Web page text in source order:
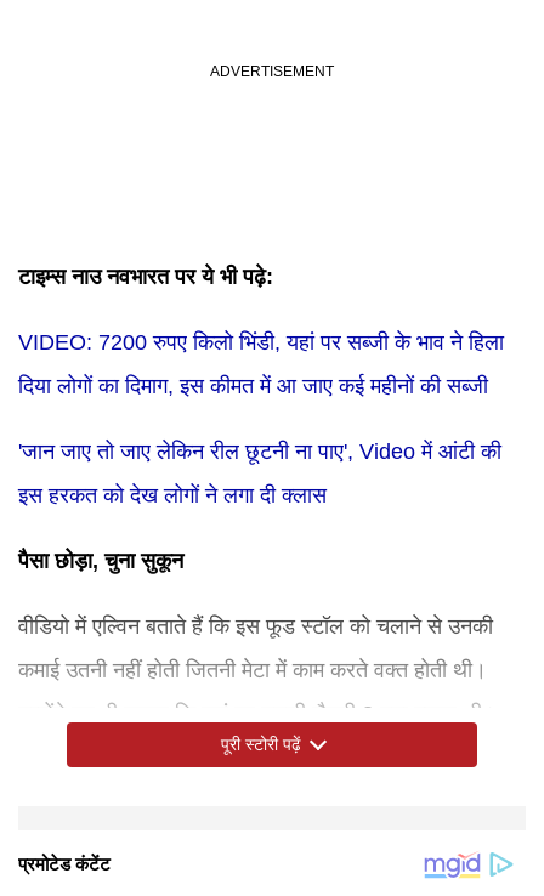
टाइम्स नाउ नवभारत पर ये भी पढ़े:
VIDEO: 7200 रुपए किलो भिंडी, यहां पर सब्जी के भाव ने हिला
दिया लोगों का दिमाग, इस कीमत में आ जाए कई महीनों की सब्जी
'जान जाए तो जाए लेकिन रील छूटनी ना पाए', Video में आंटी की
इस हरकत को देख लोगों ने लगा दी क्लास
पैसा छोड़ा, चुना सुकून
वीडियो में एल्विन बताते हैं कि इस फूड स्टॉल को चलाने से उनकी
कमाई उतनी नहीं होती जितनी मेटा में काम करते वक्त होती थी।
उन्होंने यह भी बताया कि वहां पर उनकी सैलरी 3 गुना ज्यादा थी।
मगर उन्हें यह काम करके बहुत खुशी होती है इसलिए वे पैसों के सामने
लोगों को दी यह सलाह
उन्होंने यह भी कहा कि जिंदगी में कभी-कभी ब्रेक लेना जरूरी होता
डिस्क्लेमर: इस खबर में दी गई जानकारी सोशल मीडिया पोस्ट पर
पूरी स्टोरी पढ़ें